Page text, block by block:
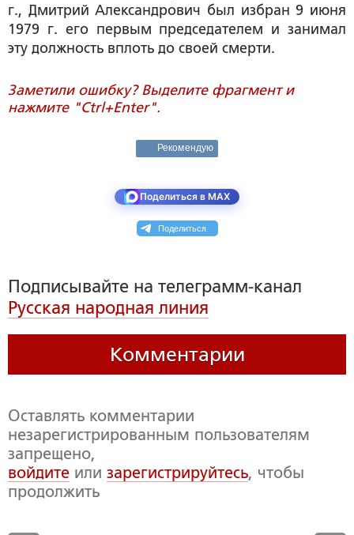
г., Дмитрий Александрович был избран 9 июня
1979 г. его первым председателем и занимал
эту должность вплоть до своей смерти.
Заметили ошибку? Выделите фрагмент и
нажмите "Ctrl+Enter".
Рекомендую
Поделиться в MAX
Поделиться
Подписывайте на телеграмм-канал
Русская народная линия
Комментарии
Оставлять комментарии
незарегистрированным пользователям
запрещено,
войдите или зарегистрируйтесь, чтобы
продолжить